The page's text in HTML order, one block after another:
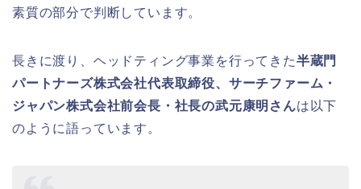
素質の部分で判断しています。
長きに渡り、ヘッドティング事業を行ってきた半蔵門
パートナーズ株式会社代表取締役、サーチファーム・
ジャパン株式会社前会長・社長の武元康明さんは以下
のように語っています。